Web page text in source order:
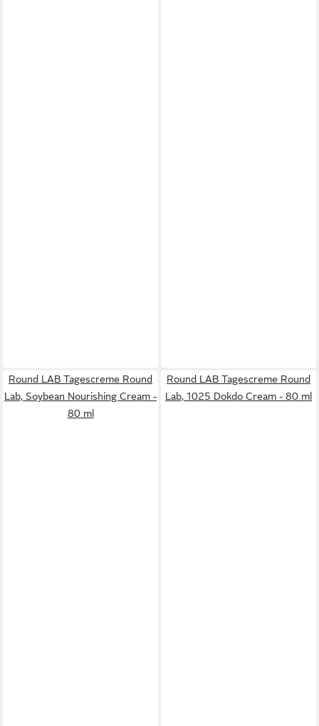
Round LAB Tagescreme Round
Lab, Soybean Nourishing Cream -
80 ml
Round LAB Tagescreme Round
Lab, 1025 Dokdo Cream - 80 ml